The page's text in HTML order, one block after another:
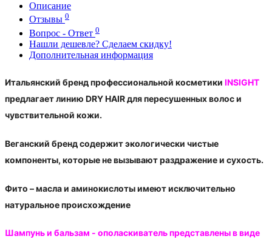
Описание
Отзывы 0
Вопрос - Ответ 0
Нашли дешевле? Сделаем скидку!
Дополнительная информация
Итальянский бренд профессиональной косметики INSIGHT
предлагает линию DRY HAIR для пересушенных волос и
чувствительной кожи.
Веганский бренд содержит экологически чистые
компоненты, которые не вызывают раздражение и сухость.
Фито – масла и аминокислоты имеют исключительно
натуральное происхождение
Шампунь и бальзам - ополаскиватель представлены в виде